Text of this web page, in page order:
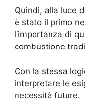
Quindi, alla luce
è stato il primo
l’importanza di
combustione
Con la stessa
interpretare le
necessità future.